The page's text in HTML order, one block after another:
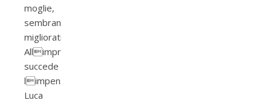
moglie,
sembrano
migliorati.
Allimprovviso
succede
limpensabile:
Luca